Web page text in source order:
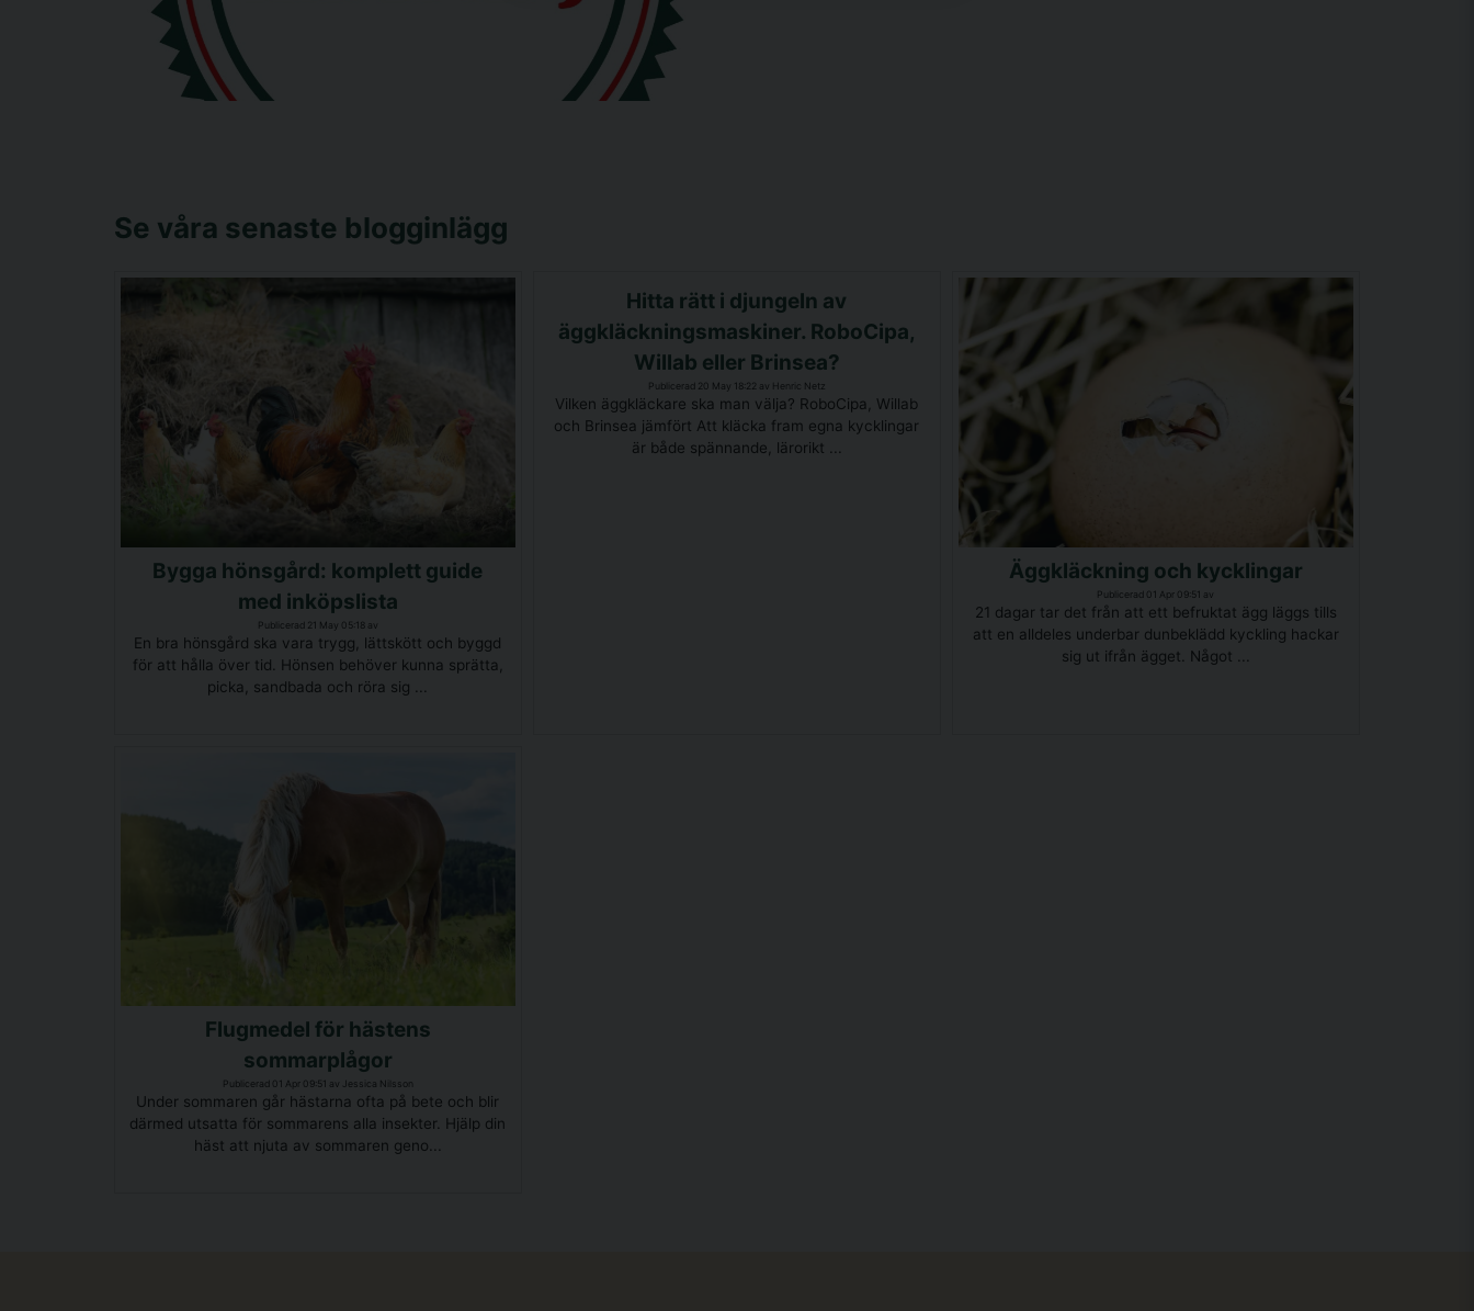
Se våra senaste blogginlägg
Bygga hönsgård: komplett guide
med inköpslista
Publicerad 21 May 05:18 av
En bra hönsgård ska vara trygg, lättskött och byggd
för att hålla över tid. Hönsen behöver kunna sprätta,
picka, sandbada och röra sig ...
Hitta rätt i djungeln av
äggkläckningsmaskiner. RoboCipa,
Willab eller Brinsea?
Publicerad 20 May 18:22 av Henric Netz
Vilken äggkläckare ska man välja? RoboCipa, Willab
och Brinsea jämfört Att kläcka fram egna kycklingar
är både spännande, lärorikt ...
Äggkläckning och kycklingar
Publicerad 01 Apr 09:51 av
21 dagar tar det från att ett befruktat ägg läggs tills
att en alldeles underbar dunbeklädd kyckling hackar
sig ut ifrån ägget. Något ...
Flugmedel för hästens
sommarplågor
Publicerad 01 Apr 09:51 av Jessica Nilsson
Under sommaren går hästarna ofta på bete och blir
därmed utsatta för sommarens alla insekter. Hjälp din
häst att njuta av sommaren geno...